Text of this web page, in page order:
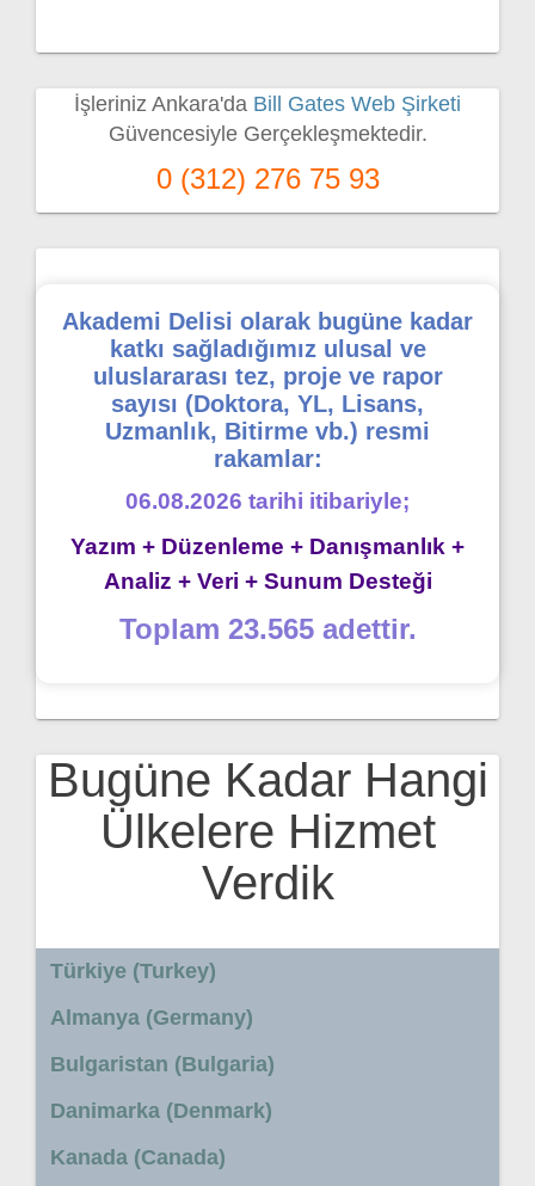
İşleriniz Ankara'da Bill Gates Web Şirketi
Güvencesiyle Gerçekleşmektedir.
0 (312) 276 75 93
Akademi Delisi olarak bugüne kadar
katkı sağladığımız ulusal ve
uluslararası tez, proje ve rapor
sayısı (Doktora, YL, Lisans,
Uzmanlık, Bitirme vb.) resmi
rakamlar:
06.08.2026 tarihi itibariyle;
Yazım + Düzenleme + Danışmanlık +
Analiz + Veri + Sunum Desteği
Toplam 23.565 adettir.
Bugüne Kadar Hangi
Ülkelere Hizmet
Verdik
Türkiye (Turkey)
Almanya (Germany)
Bulgaristan (Bulgaria)
Danimarka (Denmark)
Kanada (Canada)